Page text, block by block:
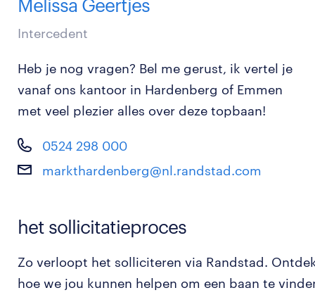
Melissa Geertjes
Intercedent
Heb je nog vragen? Bel me gerust, ik vertel je
vanaf ons kantoor in Hardenberg of Emmen
met veel plezier alles over deze topbaan!
0524 298 000
markthardenberg@nl.randstad.com
het sollicitatieproces
Zo verloopt het solliciteren via Randstad.
hoe we jou kunnen helpen om een baan te